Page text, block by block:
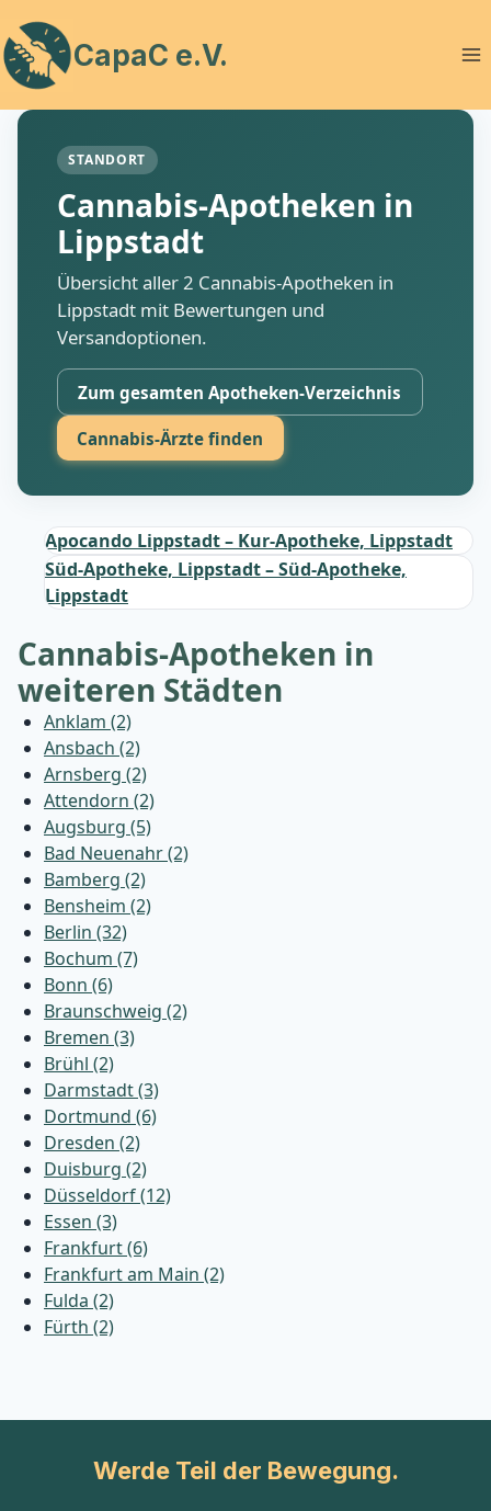
Inhalt
springen
CapaC e.V.
STANDORT
Cannabis-Apotheken in
Lippstadt
Übersicht aller 2 Cannabis-Apotheken in
Lippstadt mit Bewertungen und
Versandoptionen.
Zum gesamten Apotheken-Verzeichnis
Cannabis-Ärzte finden
Apocando Lippstadt – Kur-Apotheke, Lippstadt
Süd-Apotheke, Lippstadt – Süd-Apotheke,
Lippstadt
Cannabis-Apotheken in
weiteren Städten
Anklam (2)
Ansbach (2)
Arnsberg (2)
Attendorn (2)
Augsburg (5)
Bad Neuenahr (2)
Bamberg (2)
Bensheim (2)
Berlin (32)
Bochum (7)
Bonn (6)
Braunschweig (2)
Bremen (3)
Brühl (2)
Darmstadt (3)
Dortmund (6)
Dresden (2)
Duisburg (2)
Düsseldorf (12)
Essen (3)
Frankfurt (6)
Frankfurt am Main (2)
Fulda (2)
Fürth (2)
Werde Teil der Bewegung.